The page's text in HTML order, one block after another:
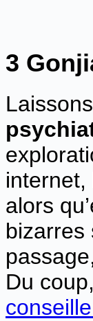
3
internet,
alors
bizarres
Du